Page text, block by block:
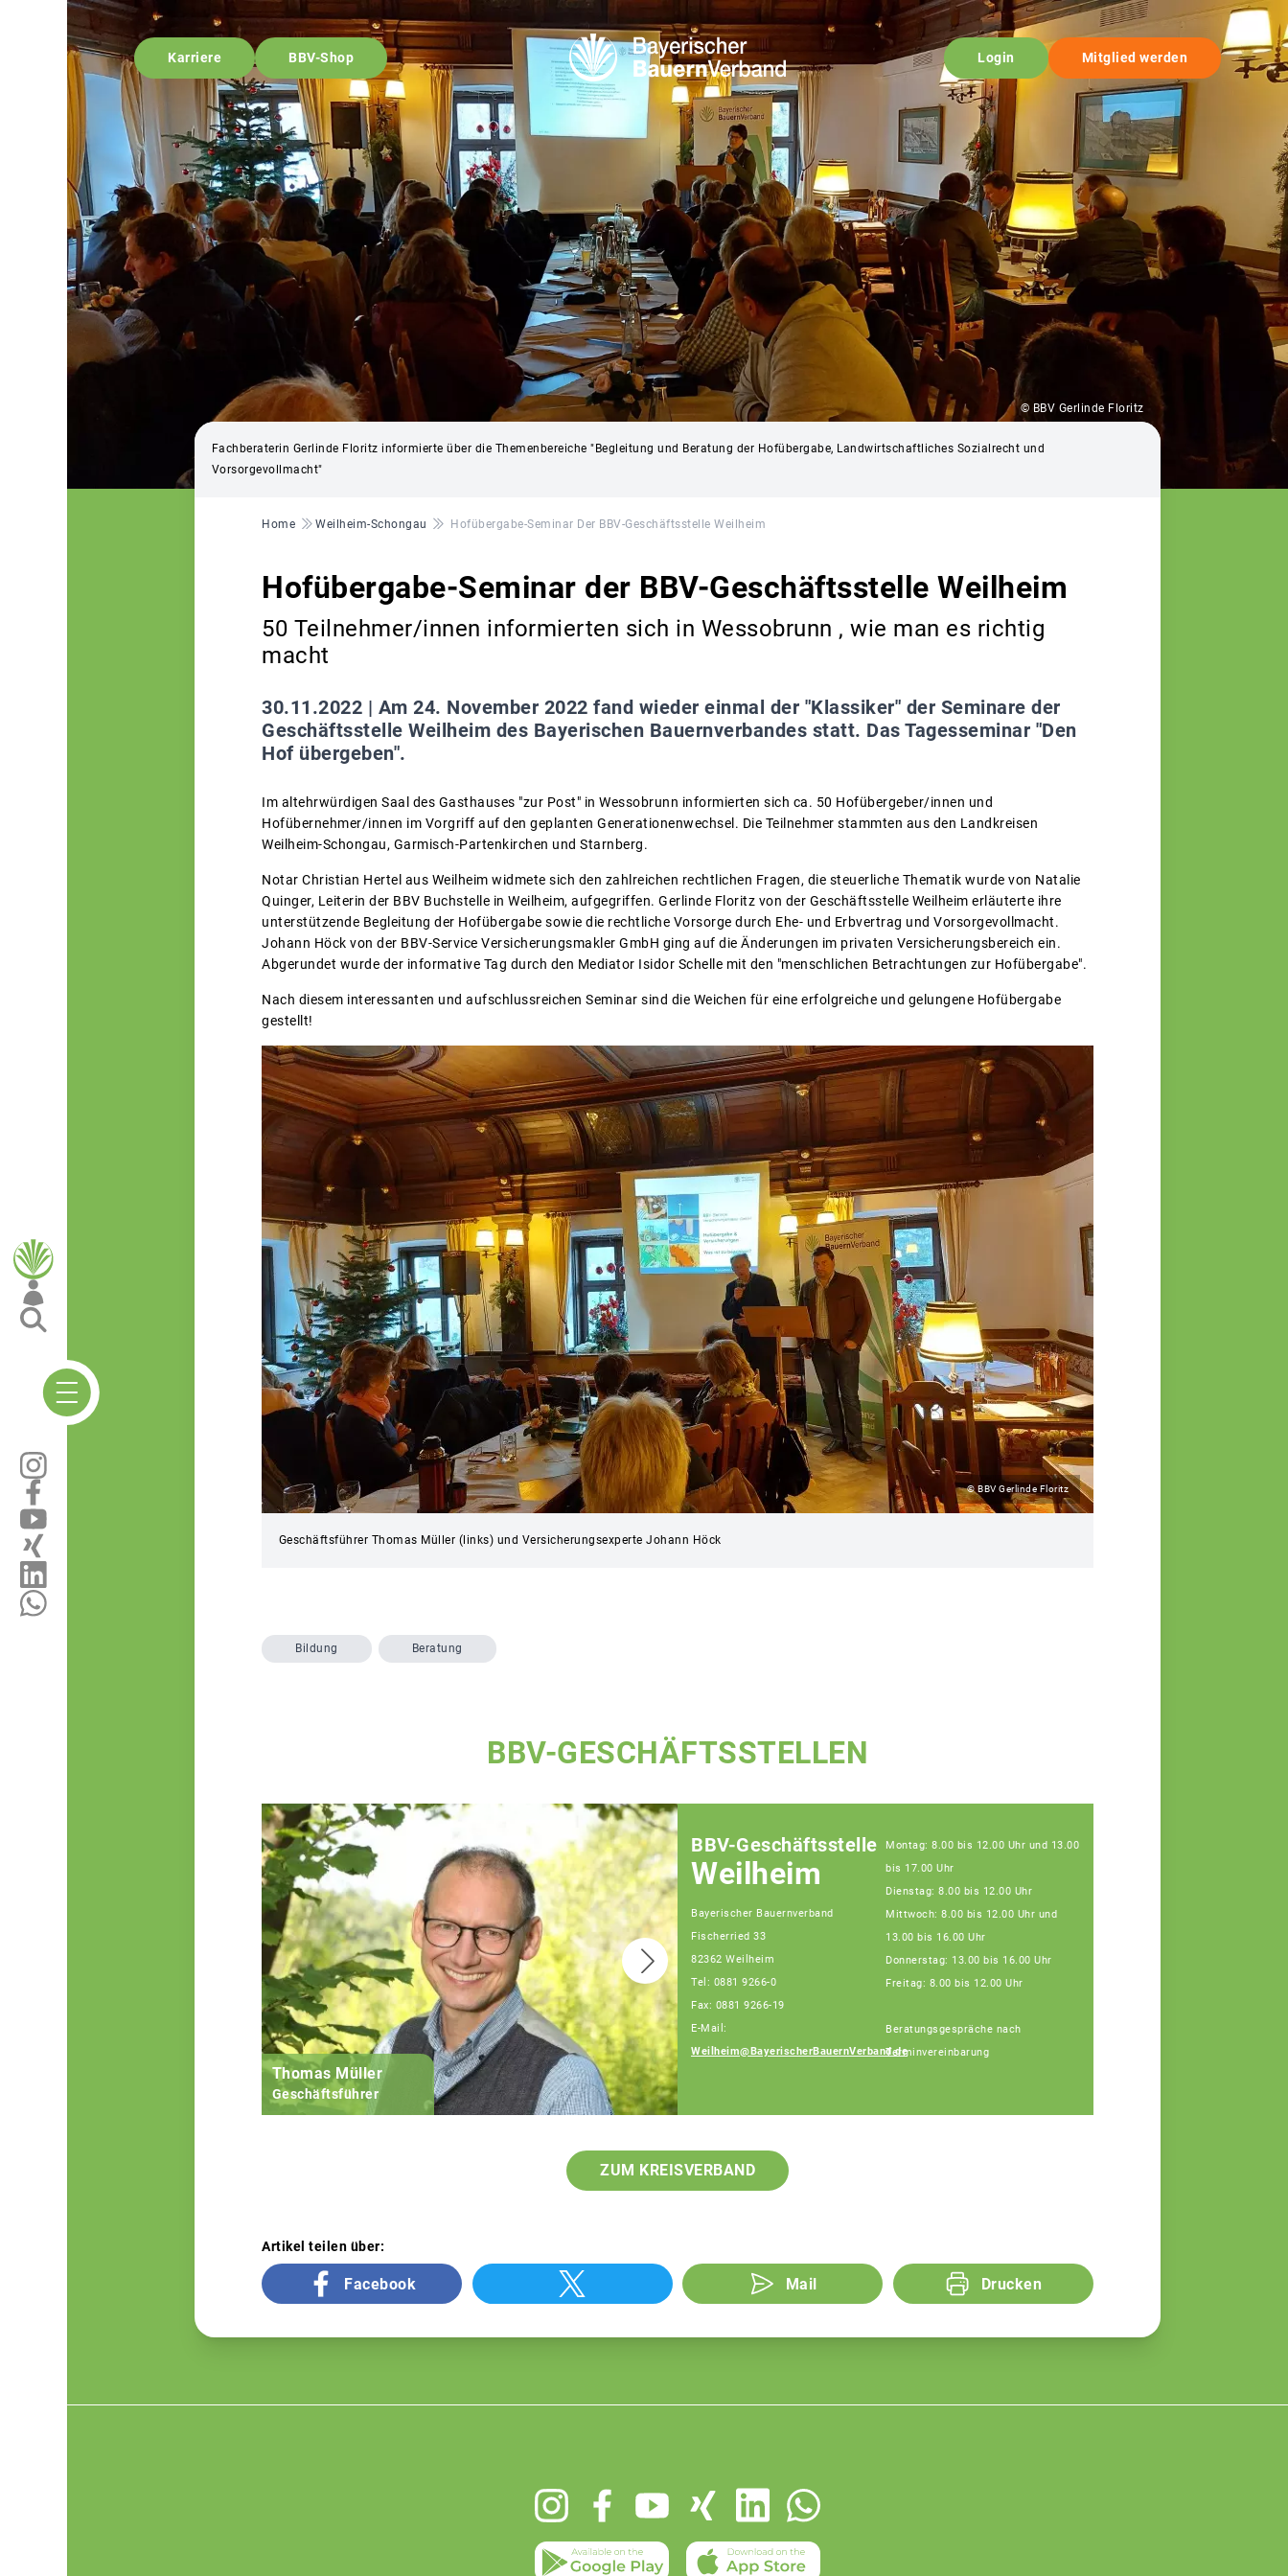
Karriere BBV-Shop Login Mitglied werden
© BBV Gerlinde Floritz
Fachberaterin Gerlinde Floritz informierte über die Themenbereiche "Begleitung und Beratung der Hofübergabe, Landwirtschaftliches Sozialrecht und
Vorsorgevollmacht"
Pfadnavigation
Home Weilheim-Schongau Hofübergabe-Seminar Der BBV-Geschäftsstelle Weilheim
Hofübergabe-Seminar der BBV-Geschäftsstelle Weilheim
50 Teilnehmer/innen informierten sich in Wessobrunn , wie man es richtig
macht
30.11.2022 | Am 24. November 2022 fand wieder einmal der "Klassiker" der Seminare der
Geschäftsstelle Weilheim des Bayerischen Bauernverbandes statt. Das Tagesseminar "Den
Hof übergeben".
Im altehrwürdigen Saal des Gasthauses "zur Post" in Wessobrunn informierten sich ca. 50 Hofübergeber/innen und
Hofübernehmer/innen im Vorgriff auf den geplanten Generationenwechsel. Die Teilnehmer stammten aus den Landkreisen
Weilheim-Schongau, Garmisch-Partenkirchen und Starnberg.
Notar Christian Hertel aus Weilheim widmete sich den zahlreichen rechtlichen Fragen, die steuerliche Thematik wurde von Natalie
Quinger, Leiterin der BBV Buchstelle in Weilheim, aufgegriffen. Gerlinde Floritz von der Geschäftsstelle Weilheim erläuterte ihre
unterstützende Begleitung der Hofübergabe sowie die rechtliche Vorsorge durch Ehe- und Erbvertrag und Vorsorgevollmacht.
Johann Höck von der BBV-Service Versicherungsmakler GmbH ging auf die Änderungen im privaten Versicherungsbereich ein.
Abgerundet wurde der informative Tag durch den Mediator Isidor Schelle mit den "menschlichen Betrachtungen zur Hofübergabe".
Nach diesem interessanten und aufschlussreichen Seminar sind die Weichen für eine erfolgreiche und gelungene Hofübergabe
gestellt!
© BBV Gerlinde Floritz
Geschäftsführer Thomas Müller (links) und Versicherungsexperte Johann Höck
Bildung Beratung
BBV-GESCHÄFTSSTELLEN
Thomas Müller
Geschäftsführer
BBV-Geschäftsstelle
Weilheim
Bayerischer Bauernverband
Fischerried 33
82362 Weilheim
Tel: 0881 9266-0
Fax: 0881 9266-19
E-Mail:
Weilheim@BayerischerBauernVerband.de
Montag: 8.00 bis 12.00 Uhr und 13.00
bis 17.00 Uhr
Dienstag: 8.00 bis 12.00 Uhr
Mittwoch: 8.00 bis 12.00 Uhr und
13.00 bis 16.00 Uhr
Donnerstag: 13.00 bis 16.00 Uhr
Freitag: 8.00 bis 12.00 Uhr
Beratungsgespräche nach
Terminvereinbarung
ZUM KREISVERBAND
Artikel teilen über:
Facebook Mail Drucken